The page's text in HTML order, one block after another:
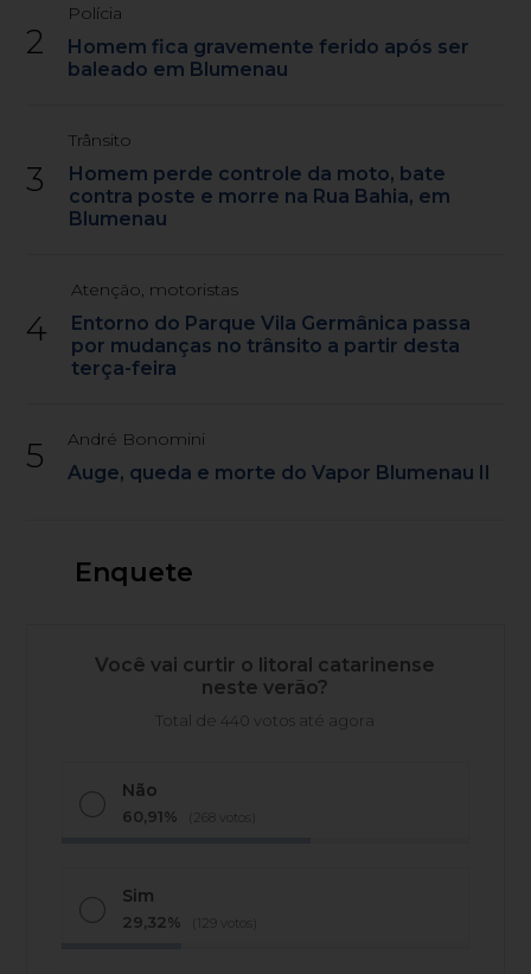
2
Polícia
Homem fica gravemente ferido após ser
baleado em Blumenau
3
Trânsito
Homem perde controle da moto, bate
contra poste e morre na Rua Bahia, em
Blumenau
4
Atenção, motoristas
Entorno do Parque Vila Germânica passa
por mudanças no trânsito a partir desta
terça-feira
5 André Bonomini
Auge, queda e morte do Vapor Blumenau II
Enquete
Você vai curtir o litoral catarinense
neste verão?
Total de 440 votos até agora
Não
60,91% (268 votos)
Sim
29,32% (129 votos)